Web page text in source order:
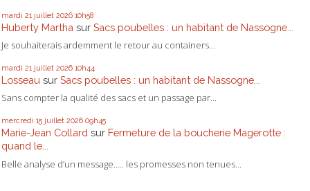
mardi 21 juillet 2026 10h58
Huberty Martha sur Sacs poubelles : un habitant de Nassogne...
Je souhaiterais ardemment le retour au containers...
mardi 21 juillet 2026 10h44
Losseau sur Sacs poubelles : un habitant de Nassogne...
Sans compter la qualité des sacs et un passage par...
mercredi 15 juillet 2026 09h45
Marie-Jean Collard sur Fermeture de la boucherie Magerotte :
quand le...
Belle analyse d’un message….. les promesses non tenues...